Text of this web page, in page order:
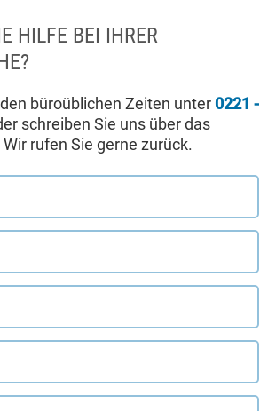
HILFE BEI IHRER
büroüblichen Zeiten unter 0221 -
schreiben Sie uns über das
Wir rufen Sie gerne zurück.